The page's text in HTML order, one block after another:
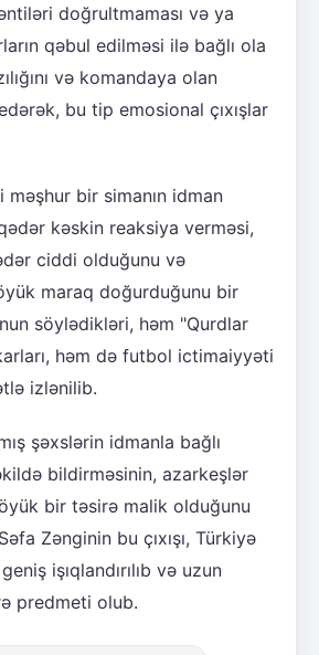
doğrultmaması və ya
qəbul edilməsi ilə bağlı ola
və komandaya olan
edərək, bu tip emosional çıxışlar
məşhur bir simanın idman
kəskin reaksiya verməsi,
ciddi olduğunu və
maraq doğurduğunu bir
söylədikləri, həm "Qurdlar
həm də futbol ictimaiyyəti
izlənilib.
şəxslərin idmanla bağlı
bildirməsinin, azarkeşlər
bir təsirə malik olduğunu
Zənginin bu çıxışı, Türkiyə
işıqlandırılıb və uzun
predmeti olub.